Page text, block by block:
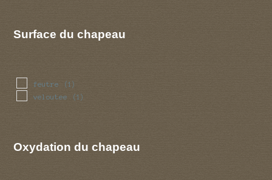
Surface du chapeau
feutre (1)
veloutee (1)
Oxydation du chapeau